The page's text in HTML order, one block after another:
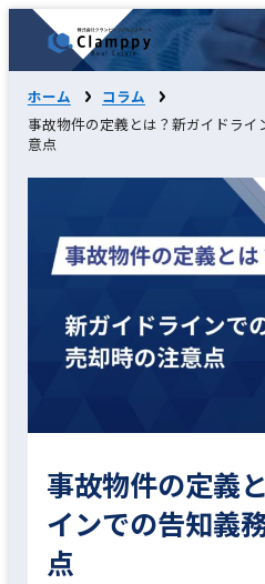
ホーム
コラム
事故物件の定義とは？新ガイドラ
意点
事故物件の定義
インでの告知義
点